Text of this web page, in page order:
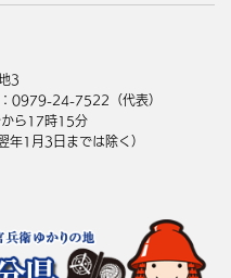
組織案内
3
0979-24-7522（代表）
から17時15分
年1月3日までは除く）